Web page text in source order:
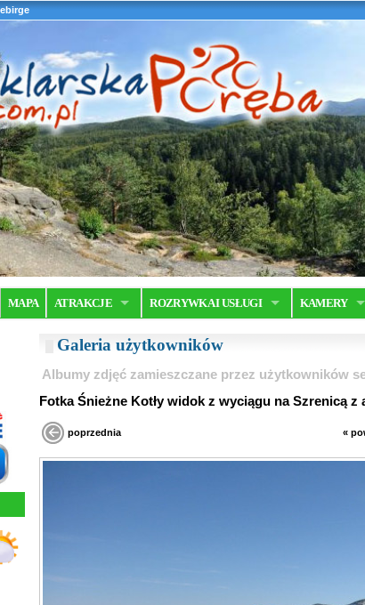
MAPA ATRAKCJE ROZRYWKA I USŁUGI KAMERY
Galeria użytkowników
Albumy zdjęć zamieszczane przez użytkowników
Fotka Śnieżne Kotły widok z wyciągu na Szrenicą
poprzednia «